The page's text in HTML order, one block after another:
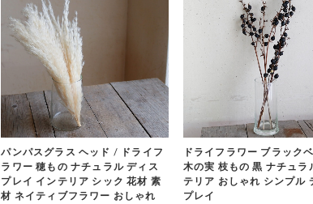
パンパスグラス ヘッド / ドライフ
ラワー 穂もの ナチュラル ディス
プレイ インテリア シック 花材 素
材 ネイティブフラワー おしゃれ
ドライフラワー ブラック
木の実 枝もの 黒 ナチュラ
テリア おしゃれ シンプル
プレイ